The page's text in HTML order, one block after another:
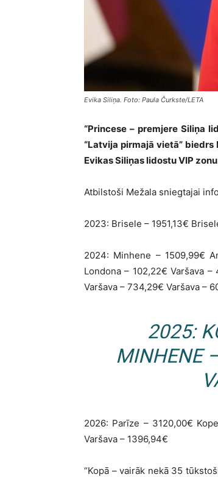
Evika Siliņa. Foto: Paula Čurkste/LETA
“Princese – premjere Siliņa
“Latvija pirmajā vietā”
Evikas Siliņas lidostu VIP
Atbilstoši Mežala sniegtajai
2023: Brisele – 1951,13€
2024: Minhene – 1509,99€
Londona – 102,22€ Varšava
Varšava – 734,29€ Varšava –
2025:
MINHENE
2026: Parīze – 3120,00€
Varšava – 1396,94€
“Kopā – vairāk nekā 35